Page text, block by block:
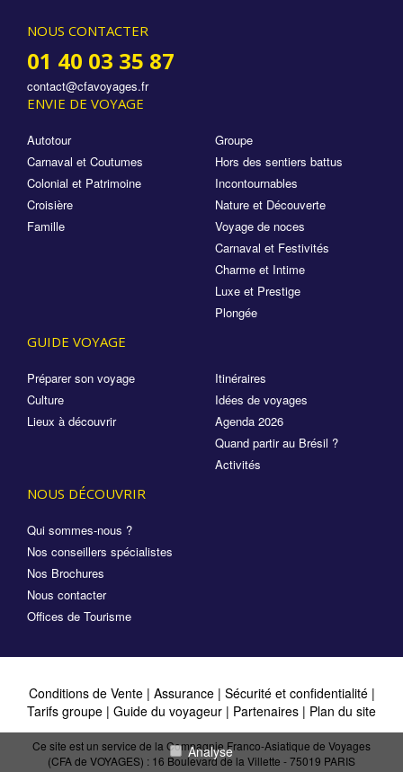
NOUS CONTACTER
01 40 03 35 87
contact@cfavoyages.fr
ENVIE DE VOYAGE
Autotour
Carnaval et Coutumes
Colonial et Patrimoine
Croisière
Famille
Groupe
Hors des sentiers battus
Incontournables
Nature et Découverte
Voyage de noces
Carnaval et Festivités
Charme et Intime
Luxe et Prestige
Plongée
GUIDE VOYAGE
Préparer son voyage
Culture
Lieux à découvrir
Itinéraires
Idées de voyages
Agenda 2026
Quand partir au Brésil ?
Activités
NOUS DÉCOUVRIR
Qui sommes-nous ?
Nos conseillers spécialistes
Nos Brochures
Nous contacter
Offices de Tourisme
Conditions de Vente| Assurance | Sécurité et confidentialité|
Tarifs groupe | Guide du voyageur | Partenaires | Plan du site
Ce site est un service de la Compagnie Franco-Asiatique de Voyages
(CFA de VOYAGES) : 16 Boulevard de la Villette - 75019 PARIS
Analyse